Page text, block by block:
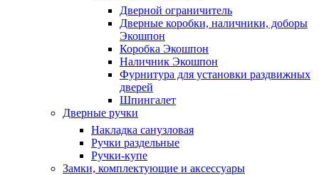
Дверной ограничитель
Дверные коробки, наличники, доборы
Экошпон
Коробка Экошпон
Наличник Экошпон
Фурнитура для установки раздвижных
дверей
Шпингалет
Дверные ручки
Накладка санузловая
Ручки раздельные
Ручки-купе
Замки, комплектующие и аксессуары